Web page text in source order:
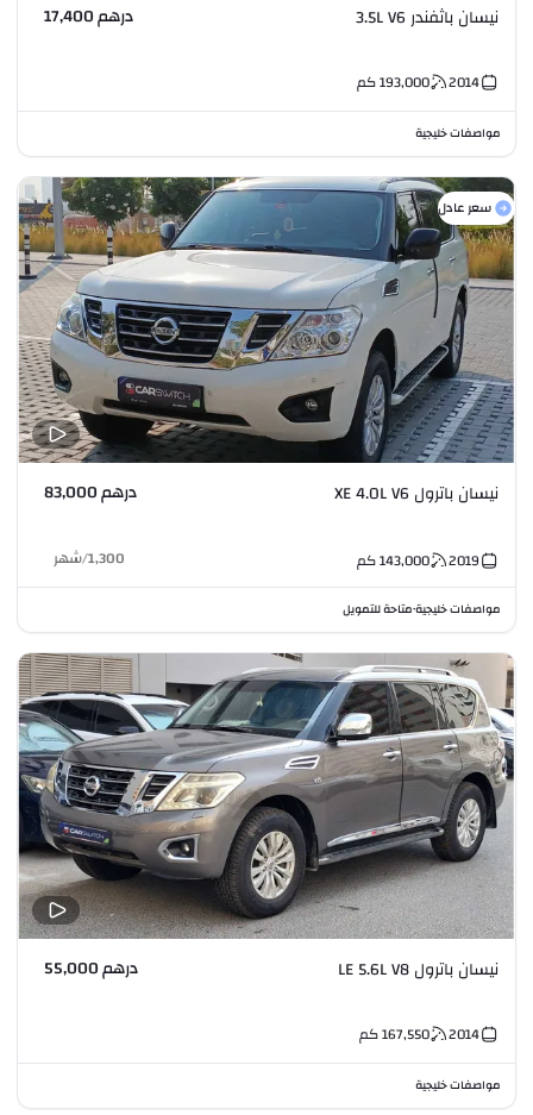
نيسان باثفندر 3.5L V6 درهم 17,400
2014
193,000كم
مواصفات خليجية
سعر عادل
نيسان باترول XE 4.0L V6 درهم 83,000
2019
143,000كم 1,300
/شهر
مواصفات خليجية•متاحة للتمويل
نيسان باترول LE 5.6L V8 درهم 55,000
2014
167,550كم
مواصفات خليجية